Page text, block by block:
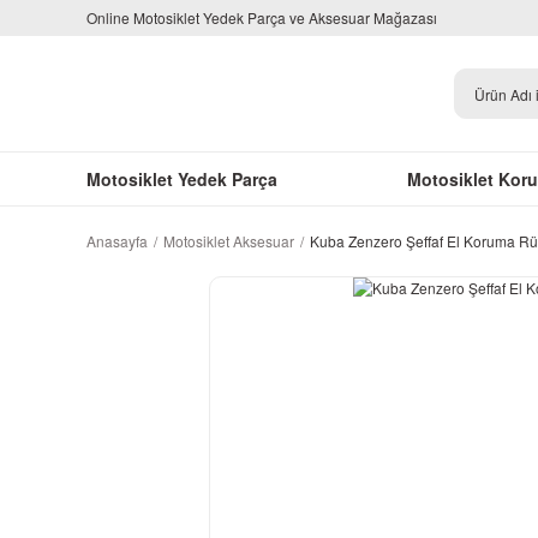
Online Motosiklet Yedek Parça ve Aksesuar Mağazası
Motosiklet Yedek Parça Motosiklet
Anasayfa Motosiklet Aksesuar Kuba Zenzero Şeffaf El Koruma